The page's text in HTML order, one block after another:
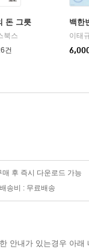
돈 그릇
북스
건
백한
이태
매 후 즉시 다운로드 가능
배송비 : 무료배송
안내가 있는경우 아